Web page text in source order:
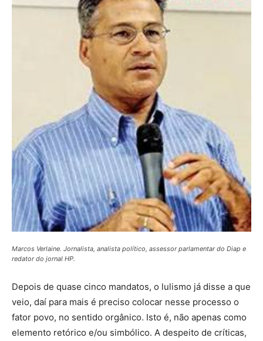
Marcos Verlaine. Jornalista, analista político, assessor parlamentar do Diap e
redator do jornal HP.
Depois de quase cinco mandatos, o lulismo já disse a que
veio, daí para mais é preciso colocar nesse processo o
fator povo, no sentido orgânico. Isto é, não apenas como
elemento retórico e/ou simbólico. A despeito de críticas,